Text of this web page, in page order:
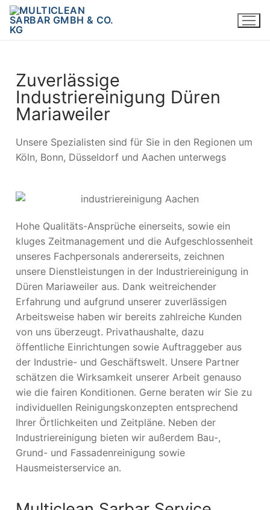
Zuverlässige
Industriereinigung Düren
Mariaweiler
Unsere Spezialisten sind für Sie in den Regionen um
Köln, Bonn, Düsseldorf und Aachen unterwegs
Hohe Qualitäts-Ansprüche einerseits, sowie ein
kluges Zeitmanagement und die Aufgeschlossenheit
unseres Fachpersonals andererseits, zeichnen
unsere Dienstleistungen in der Industriereinigung in
Düren Mariaweiler aus. Dank weitreichender
Erfahrung und aufgrund unserer zuverlässigen
Arbeitsweise haben wir bereits zahlreiche Kunden
von uns überzeugt. Privathaushalte, dazu
öffentliche Einrichtungen sowie Auftraggeber aus
der Industrie- und Geschäftswelt. Unsere Partner
schätzen die Wirksamkeit unserer Arbeit genauso
wie die fairen Konditionen. Gerne beraten wir Sie zu
individuellen Reinigungskonzepten entsprechend
Ihrer Örtlichkeiten und Zeitpläne. Neben der
Industriereinigung bieten wir außerdem Bau-,
Grund- und Fassadenreinigung sowie
Hausmeisterservice an.